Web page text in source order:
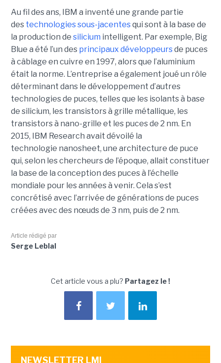
Au fil des ans, IBM a inventé une grande partie
des technologies sous-jacentesqui sont à la base de
la production de silicium intelligent. Par exemple, Big
Blue a été l’un des principaux développeursde puces
à câblage en cuivre en 1997, alors que l’aluminium
était la norme. L’entreprise a également joué un rôle
déterminant dans le développement d’autres
technologies de puces, telles que les isolants à base
de silicium, les transistors à grille métallique, les
transistors à nano-grille et les puces de 2 nm. En
2015, IBM Research avait dévoilé la
technologie nanosheet, une architecture de puce
qui, selon les chercheurs de l’époque, allait constituer
la base de la conception des puces à l’échelle
mondiale pour les années à venir. Cela s’est
concrétisé avec l’arrivée de générations de puces
créées avec des nœuds de 3 nm, puis de 2 nm.
Article rédigé par
Serge Leblal
Cet article vous a plu? Partagez le !
NEWSLETTER LMI